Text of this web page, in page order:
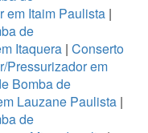
em Itaim Paulista |
de
Itaquera | Conserto
Pressurizador em
Bomba de
Lauzane Paulista |
de